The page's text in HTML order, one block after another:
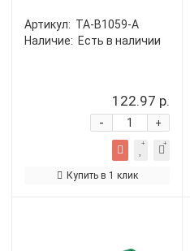
Артикул: TA-B1059-A
Наличие: Есть в наличии
122.97 р.
+
-
Купить в 1 клик